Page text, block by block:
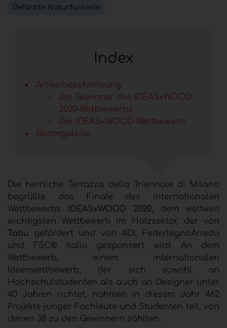
Gefärbte Naturfurniere
Index
Artikelbeschreibung
Die Gewinner des IDEASxWOOD
2020-Wettbewerbs
Der IDEASxWOOD-Wettbewerb
Bildergalerie
Die herrliche Terrazza della Triennale di Milano
begrüßte das Finale des internationalen
Wettbewerbs
IDEASxWOOD 2020, dem weltweit
wichtigsten Wettbewerb im Holzsektor, der von
Tabu
gefördert und von ADI, FederlegnoArredo
und FSC® Italia gesponsert wird. An dem
Wettbewerb, einem internationalen
Ideenwettbewerb, der sich sowohl an
Hochschulstudenten als auch an Designer unter
40 Jahren richtet, nahmen in diesem Jahr 462
Projekte junger Fachleute und Studenten teil, von
denen 38 zu den Gewinnern zählten.